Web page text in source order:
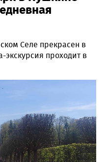
Селе прекрасен в
экскурсия проходит в